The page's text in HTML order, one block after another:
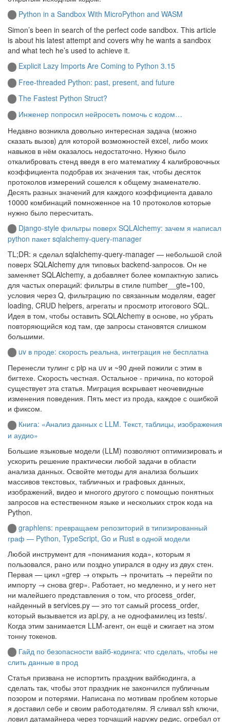
Python in a Sandbox With MicroPython and WASM
Simon’s been in search of the perfect code sandbox. This article
is about his latest attempt and covers why he wants a sandbox
and what tech he’s used to achieve it.
Explicit Lazy Imports Are Coming to Python 3.15
Free-threaded Python: past, present, and future
The Fastest Python Struct?
Инженер попросил нейросеть помочь с кодом…
Недавно возникла довольно интересная задача (можно
сказать вызов) для которой возможностей excel, либо моих
навыков в нём оказалось недостаточно. Нужно было
откалибровать стенд введя в его математику 4 калибровочных
коэффициента подобрав их значения так, чтобы десяток
протоколов измерений сошелся к общему знаменателю.
Десять разных значений для каждого коэффициента давало
10000 комбинаций помноженное на 10 протоколов которые
нужно было пересчитать.
Django-style фильтры поверх SQLAlchemy: зачем я написал
python пакет sqlalchemy-query-manager
TL;DR: я сделал sqlalchemy-query-manager — небольшой слой
поверх SQLAlchemy для типовых backend-запросов. Он не
заменяет SQLAlchemy, а добавляет более компактную запись
для частых операций: фильтры в стиле number__gte=100,
условия через Q, фильтрацию по связанным моделям, eager
loading, CRUD helpers, агрегаты и просмотр итогового SQL.
Идея в том, чтобы оставить SQLAlchemy в основе, но убрать
повторяющийся код там, где запросы становятся слишком
большими.
uv в проде: скорость реальна, интеграция не бесплатна
Перенесли тулинг с pip на uv и ~90 дней пожили с этим в
бигтехе. Скорость честная. Остальное - причина, по которой
существует эта статья. Миграция вскрывает неочевидные
изменения поведения. Пять мест из прода, каждое с ошибкой
и фиксом.
Книга: «Анализ данных с LLM. Текст, таблицы, изображения
и аудио»
Большие языковые модели (LLM) позволяют оптимизировать и
ускорить решение практически любой задачи в области
анализа данных. Освойте методы для анализа больших
массивов текстовых, табличных и графовых данных,
изображений, видео и многого другого с помощью понятных
запросов на естественном языке и нескольких строк кода на
Python.
graphlens: превращаем репозиторий в типизированный
граф — Python, TypeScript, Go и Rust в одной модели
Любой инструмент для «понимания кода», которым я
пользовался, рано или поздно упирался в одну из двух стен.
Первая — цикл «grep → открыть → прочитать → перейти по
импорту → снова grep». Работает, но медленно, и у него нет
ни малейшего представления о том, что process_order,
найденный в services.py — это тот самый process_order,
который вызывается из api.py, а не однофамилец из tests/.
Когда этим занимается LLM-агент, он ещё и сжигает на этом
тонну токенов.
Гайд по безопасности вайб-кодинга: что сделать, чтобы не
слить данные в прод
Статья призвана не испортить праздник вайбкодинга, а
сделать так, чтобы этот праздник не закончился публичным
позором и потерями. Написана по мотивам проблем которые
я доставил себе и своим работодателям. Я сливал ssh ключи,
ловил датамайнера через торчащий наружу редис, огребал от